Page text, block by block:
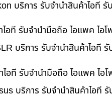
บริการ รับจำนำสินค้าไอที
อที รับจำนำมือถือ ไอแพค ไอ
บริการ รับจำนำสินค้าไอที
อที รับจำนำมือถือ ไอแพค ไอ
บริการ รับจำนำสินค้าไอที